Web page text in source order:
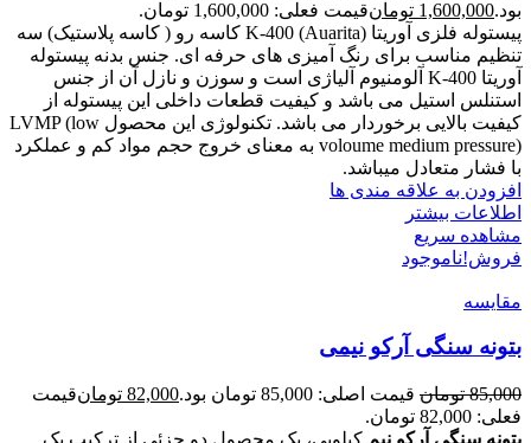
بود.1,600,000 تومانقیمت فعلی: 1,600,000 تومان.
پیستوله فلزی آوریتا (Auarita) K-400 کاسه رو ( کاسه پلاستیک) سه
تنظیم مناسب برای رنگ آمیزی های حرفه ای. جنس بدنه پیستوله
آوریتا K-400 آلومنیوم آلیاژی است و سوزن و نازل آن از جنس
استنلس استیل می باشد و کیفیت قطعات داخلی این پیستوله از
کیفیت بالایی برخوردار می باشد. تکنولوژی این محصول LVMP (low
voloume medium pressure) به معنای خروج حجم مواد کم و عملکرد
با فشار متعادل میباشد.
افزودن به علاقه مندی ها
اطلاعات بیشتر
مشاهده سریع
فروش!ناموجود
مقایسه
بتونه سنگی آرکو نیمی
85,000 تومان قیمت اصلی: 85,000 تومان بود. 82,000 تومانقیمت
فعلی: 82,000 تومان.
بتونه سنگی آرکو نیم کیلویی، یک محصول دو جزئی از ترکیب یک